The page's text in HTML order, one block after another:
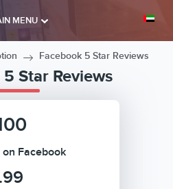
MENU
Facebook 5 Star Reviews
Star Reviews
Facebook
.99